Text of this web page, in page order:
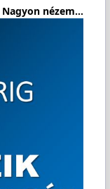
Nagyon nézem...